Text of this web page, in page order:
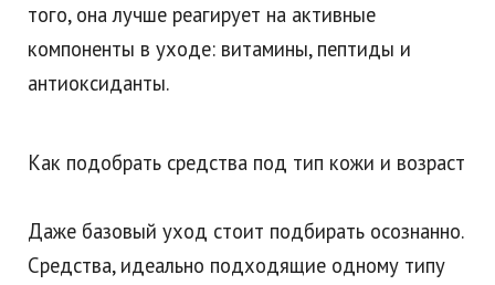
того, она лучше реагирует на активные
компоненты в уходе: витамины, пептиды и
антиоксиданты.
Как подобрать средства под тип кожи и возраст
Даже базовый уход стоит подбирать осознанно.
Средства, идеально подходящие одному типу